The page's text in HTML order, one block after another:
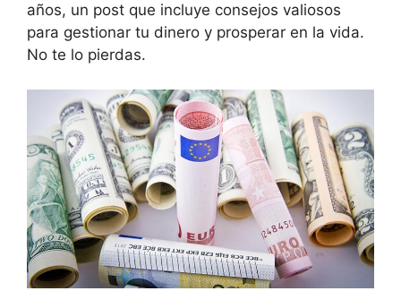
años, un post que incluye consejos valiosos
para gestionar tu dinero y prosperar en la vida.
No te lo pierdas.